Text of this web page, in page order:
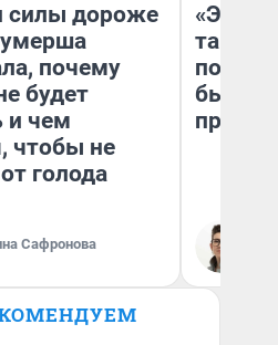
силы дороже
почему
будет
и чем
чтобы не
голода
Сафронова
«Это
так не
был